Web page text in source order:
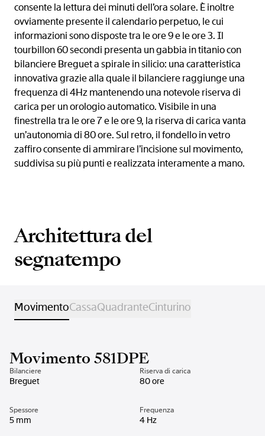
consente la lettura dei minuti dell’ora solare. È inoltre
ovviamente presente il calendario perpetuo, le cui
informazioni sono disposte tra le ore 9 e le ore 3. Il
tourbillon 60 secondi presenta un gabbia in titanio con
bilanciere Breguet a spirale in silicio: una caratteristica
innovativa grazie alla quale il bilanciere raggiunge una
frequenza di 4Hz mantenendo una notevole riserva di
carica per un orologio automatico. Visibile in una
finestrella tra le ore 7 e le ore 9, la riserva di carica vanta
un’autonomia di 80 ore. Sul retro, il fondello in vetro
zaffiro consente di ammirare l’incisione sul movimento,
suddivisa su più punti e realizzata interamente a mano.
Architettura del
segnatempo
MovimentoCassaQuadranteCinturino
Movimento 581DPE
Bilanciere
Breguet
Riserva di carica
80 ore
Spessore
5 mm
Frequenza
4 Hz